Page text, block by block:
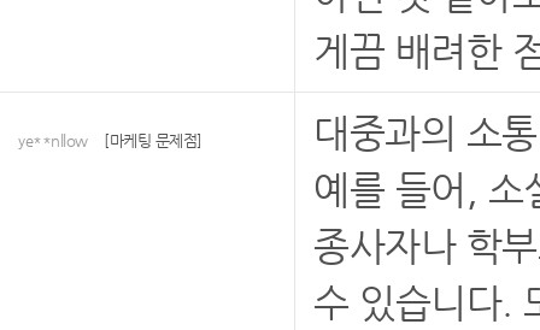
게끔 배려한
ye**nllow [마케팅 문제점]
대중과의 소
예를 들어, 소
종사자나 학
수 있습니다.